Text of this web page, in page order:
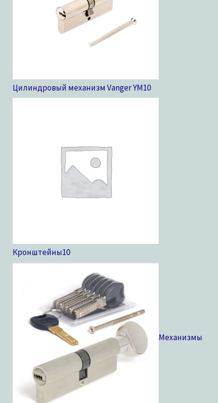
Цилиндровый механизм Vanger YM10
Кронштейны10
Механизмы